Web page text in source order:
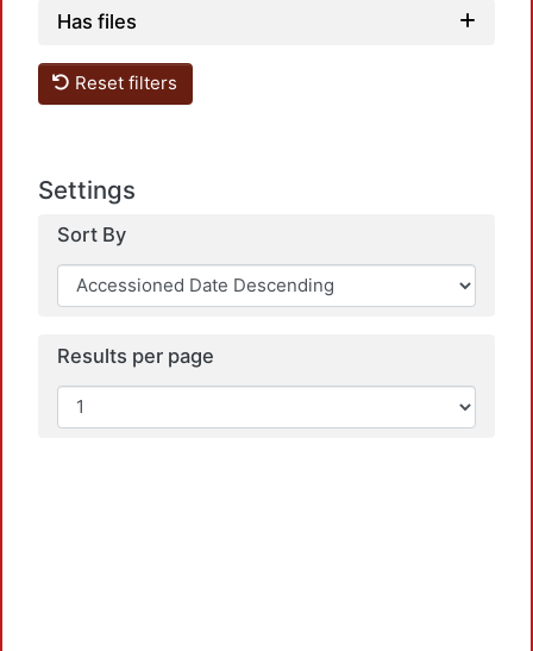
Has files
Reset filters
Settings
Sort By
Results per page